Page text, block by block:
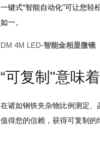
一键式“智能自动化"可让您
如一。
DM 4M LED-智能金相显微镜
“可复制"意味
在诸如钢铁夹杂物比例测定
值得您的信赖，获得可复制的